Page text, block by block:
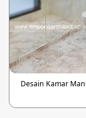
Desain Kamar